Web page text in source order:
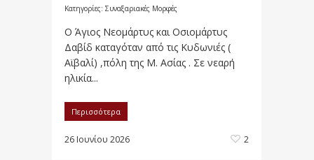
Κατηγορίες: Συναξαριακές Μορφές
Ο Άγιος Νεομάρτυς και Οσιομάρτυς
Δαβίδ καταγόταν από τις Κυδωνιές (
Αϊβαλί) ,πόλη της Μ. Ασίας . Σε νεαρή
ηλικία...
Περισσότερα
26 Ιουνίου 2026 2